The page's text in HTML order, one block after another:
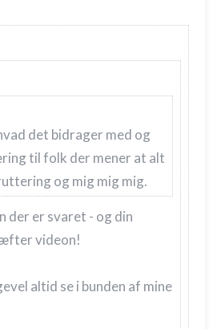
det bidrager med og
til folk der mener at alt
og mig mig mig.
der er svaret - og din
videon!
altid se i bunden af mine